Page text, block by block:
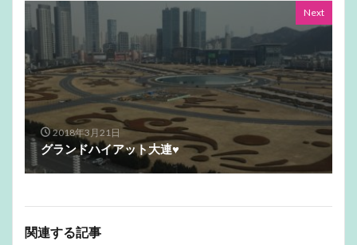
Next
2018年3月21日
グランドハイアット大連♥️
関連する記事